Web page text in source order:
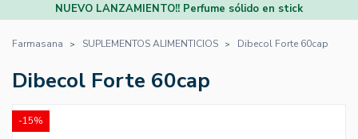
NUEVO LANZAMIENTO!! Perfume sólido en stick
Farmasana SUPLEMENTOS ALIMENTICIOS Dibecol Forte 60cap
Dibecol Forte 60cap
-15%